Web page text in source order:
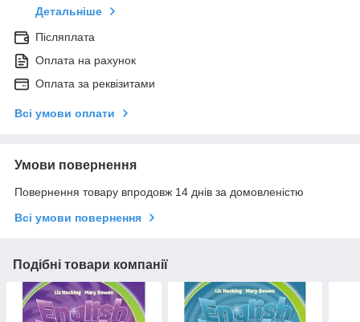
Детальніше
Післяплата
Оплата на рахунок
Оплата за реквізитами
Всі умови оплати
Умови повернення
Повернення товару впродовж 14 днів за домовленістю
Всі умови повернення
Подібні товари компанії